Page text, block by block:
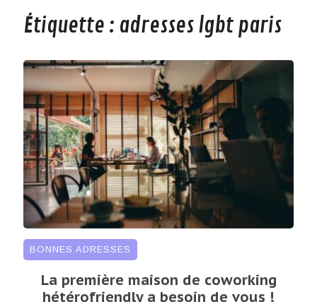
Étiquette : adresses lgbt paris
BONNES ADRESSES
La première maison de coworking
hétérofriendly a besoin de vous !